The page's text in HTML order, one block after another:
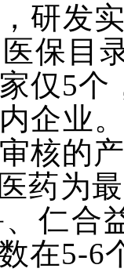
研发
保目
仅5
企业
核的
药为
、仁合
在5-6